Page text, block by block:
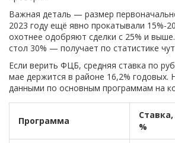
Важная деталь — размер
2023 году ещё явно прокатывали 15%-
охотнее одобряют сделки с 25% и
стол 30% — получает по статистике
Если верить ФЦБ, средняя ставка по
мае держится в районе 16,2% годовых.
данными по основным программам на
Программа
Ставка,
%